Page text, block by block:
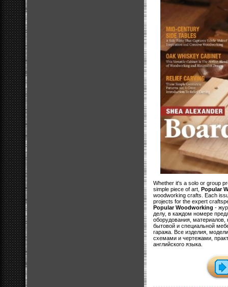
Whether it's a solo or group
simple piece of art, Popular
woodworking crafts. Each
projects for the expert
Popular Woodworking -
делу, в каждом номере
оборудования, материалов,
бытовой и специальной
гаража. Все изделия,
схемами и чертежами,
английского языка.